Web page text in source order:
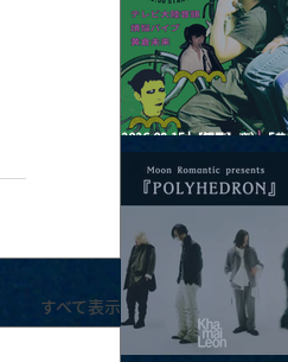
すべて表示
2026.08.15 |【観覧】夜）『
ッシュ⚡️後編』